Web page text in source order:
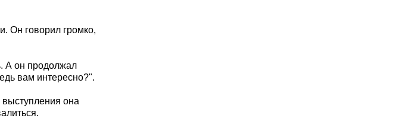
Он говорил громко,
А он продолжал
вам интересно?".
она